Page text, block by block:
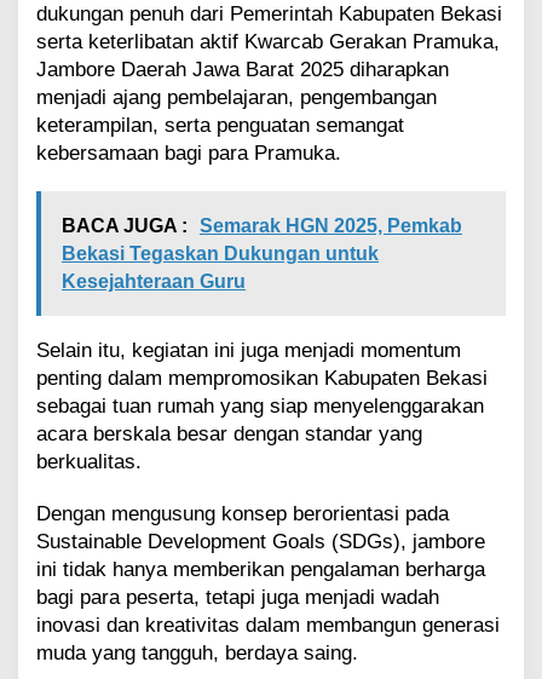
dukungan penuh dari Pemerintah Kabupaten Bekasi
serta keterlibatan aktif Kwarcab Gerakan Pramuka,
Jambore Daerah Jawa Barat 2025 diharapkan
menjadi ajang pembelajaran, pengembangan
keterampilan, serta penguatan semangat
kebersamaan bagi para Pramuka.
BACA JUGA :
Semarak HGN 2025, Pemkab
Bekasi Tegaskan Dukungan untuk
Kesejahteraan Guru
Selain itu, kegiatan ini juga menjadi momentum
penting dalam mempromosikan Kabupaten Bekasi
sebagai tuan rumah yang siap menyelenggarakan
acara berskala besar dengan standar yang
berkualitas.
Dengan mengusung konsep berorientasi pada
Sustainable Development Goals (SDGs), jambore
ini tidak hanya memberikan pengalaman berharga
bagi para peserta, tetapi juga menjadi wadah
inovasi dan kreativitas dalam membangun generasi
muda yang tangguh, berdaya saing.